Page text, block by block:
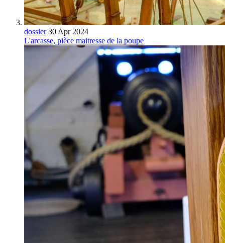
dossier 30 Apr 2024
L'arcasse, pièce maitresse de la poupe